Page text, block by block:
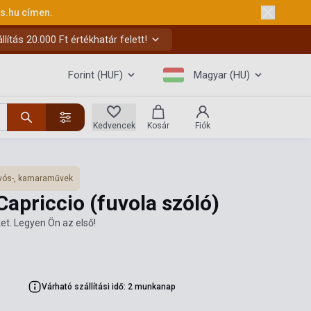
címen.
20.000 Ft értékhatár felett!
Forint (HUF) Magyar (HU)
Kedvencek Kosár Fiók
, kamaraművek
(fuvola szóló)
Legyen Ön az első!
Várható szállítási idő: 2 munkanap